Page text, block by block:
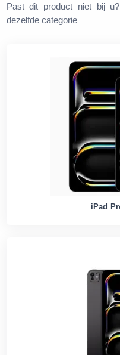
Past dit product niet bij
dezelfde categorie
iPad